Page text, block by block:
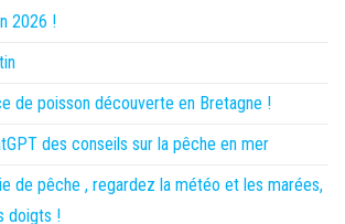
2026 !
de poisson découverte en Bretagne !
des conseils sur la pêche en mer
de pêche , regardez la météo et les marées,
doigts !